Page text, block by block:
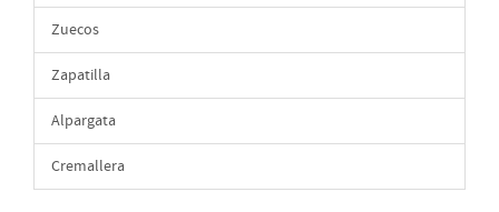
Zuecos
Zapatilla
Alpargata
Cremallera